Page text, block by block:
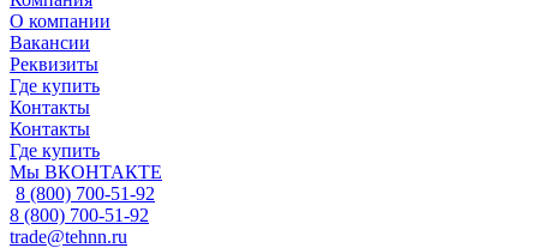
О компании
Вакансии
Реквизиты
Где купить
Контакты
Контакты
Где купить
Мы ВКОНТАКТЕ
8 (800) 700-51-92
8 (800) 700-51-92
trade@tehnn.ru